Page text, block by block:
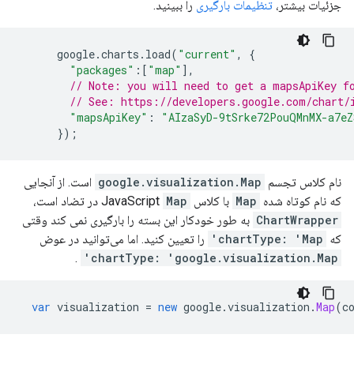
جزئیات بیشتر، تنظیمات بارگیری را ببینید.
google.charts . load( "current" ,
{
"packages" :[ "map" ],
// Note: you will need to get a mapsApiKey
// See: https://developers.google.com/
"mapsApiKey" :
"AIzaSyD-9tSrke72PouQMnMX-
});
نام کلاس تجسم google.visualization.Map است. از آنجایی
که نام کوتاه شده Map با کلاس JavaScript Map
در تضاد است،
ChartWrapper به طور خودکار این بسته را بارگیری نمی کند وقتی
که chartType: 'Map'
را تعیین کنید. اما می‌توانید در عوض
chartType: 'google.visualization.Map'
.
var visualization = new google.visualization .Map(